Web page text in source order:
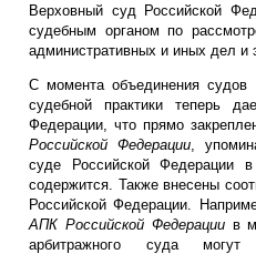
Верховный суд Российской
судебным органом по
административных и иных дел и
С момента объединения судов
судебной практики теперь
Федерации, что прямо
Российской Федерации ,
суде Российской Федерации
содержится. Также внесены
Российской Федерации.
АПК Российской Федерациив
арбитражного суда